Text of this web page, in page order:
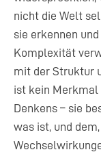
nicht die Welt
sie erkennen
Komplexität
mit der Struktur
ist kein Merkmal
Denkens – sie
was ist, und